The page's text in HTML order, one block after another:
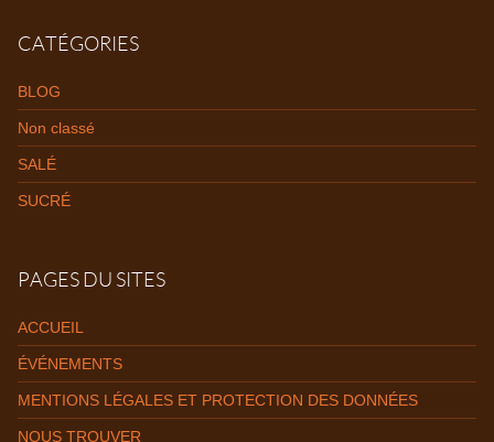
CATÉGORIES
BLOG
Non classé
SALÉ
SUCRÉ
PAGES DU SITES
ACCUEIL
ÉVÉNEMENTS
MENTIONS LÉGALES ET PROTECTION DES DONNÉES
NOUS TROUVER